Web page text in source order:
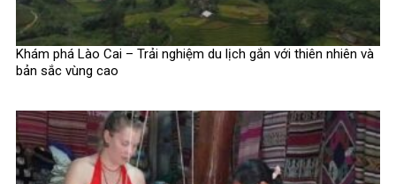
Khám phá Lào Cai – Trải nghiệm du lịch gắn với thiên nhiên và
bản sắc vùng cao